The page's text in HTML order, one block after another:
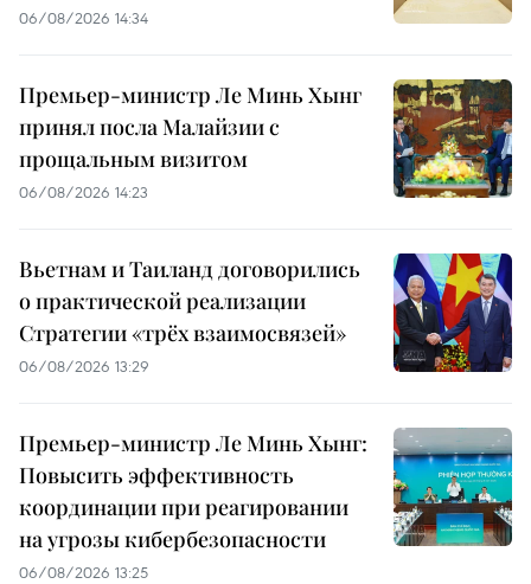
06/08/2026 14:34
Премьер-министр Ле Минь Хынг
принял посла Малайзии с
прощальным визитом
06/08/2026 14:23
Вьетнам и Таиланд договорились
о практической реализации
Стратегии «трёх взаимосвязей»
06/08/2026 13:29
Премьер-министр Ле Минь Хынг:
Повысить эффективность
координации при реагировании
на угрозы кибербезопасности
06/08/2026 13:25